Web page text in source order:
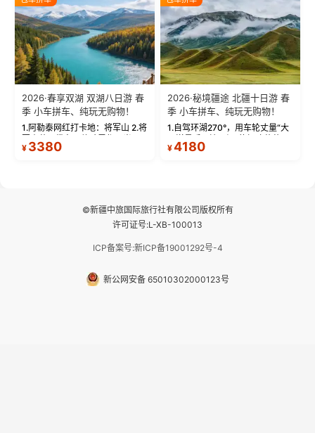
频：专业摄影师...
晨雾与小木...
2026·春享双湖 双湖八日游 春
季 小车拼车、纯玩无购物！
1.阿勒泰网红打卡地：将军山 2.将
军山落日缆车，体验雪都风光 3.
将军山，夕阳派对，蹦迪party 4.
¥ 3380
2026·秘境疆途 北疆十日游 春
季 小车拼车、纯玩无购物！
1.自驾环湖270°，用车轮丈量“大
西洋最后一滴眼泪”的极致蔚蓝，
让雪山、花海与深邃湖水在转弯
¥4180
©新疆中旅国际旅行社有限公司版权所有
许可证号:L-XB-100013
ICP备案号:新ICP备19001292号-4
新公网安备 65010302000123号